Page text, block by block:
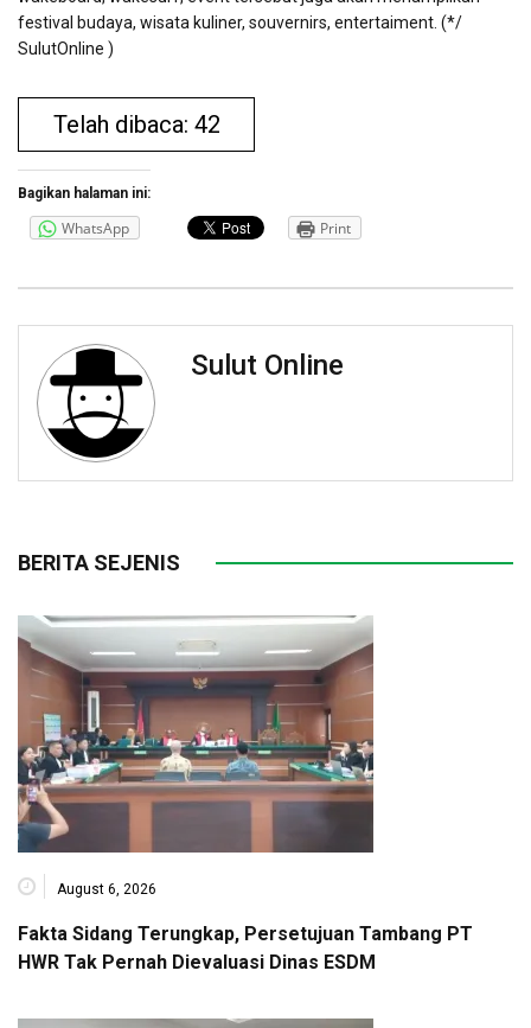
festival budaya, wisata kuliner, souvernirs, entertaiment. (*/
SulutOnline )
Telah dibaca: 42
Bagikan halaman ini:
WhatsApp Print
Sulut Online
BERITA SEJENIS
August 6, 2026
Fakta Sidang Terungkap, Persetujuan Tambang PT
HWR Tak Pernah Dievaluasi Dinas ESDM